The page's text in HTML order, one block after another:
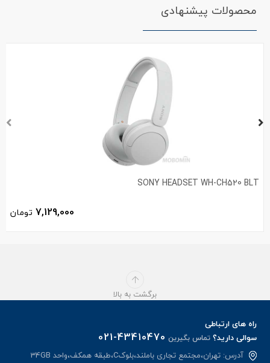
محصولات پیشنهادی
SONY HEADSET WH-CH520 BLT
7,129,000 تومان
برگشت به بالا
راه های ارتباطی
سوالی دارید؟تماس بگیرین 021-43410470
آدرس: تهران،مجتمع تجاری باملند،بلوکC،طبقه همکف،واحد 34GB